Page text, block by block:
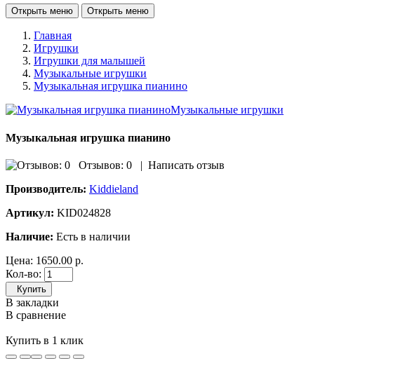
Открыть меню Открыть меню
Главная
Игрушки
Игрушки для малышей
Музыкальные игрушки
Музыкальная игрушка пианино
Музыкальная игрушка пианино
Отзывов: 0 | Написать отзыв
Производитель: Kiddieland
Артикул: KID024828
Наличие: Есть в наличии
Цена: 1650.00 р.
Кол-во:
Купить
В закладки
В сравнение
Купить в 1 клик